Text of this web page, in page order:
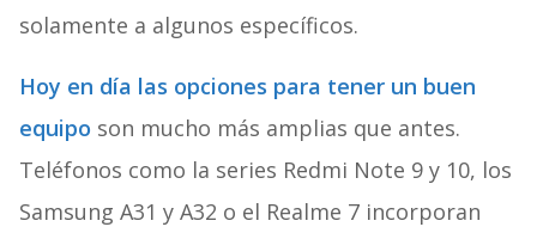
solamente a algunos específicos.
Hoy en día las opciones para tener un buen
equipo son mucho más amplias que antes.
Teléfonos como la series Redmi Note 9 y 10, los
Samsung A31 y A32 o el Realme 7 incorporan